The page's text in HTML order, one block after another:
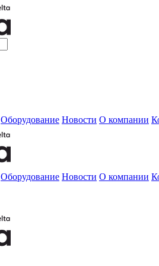
Оборудование Новости О компании
Оборудование Новости О компании